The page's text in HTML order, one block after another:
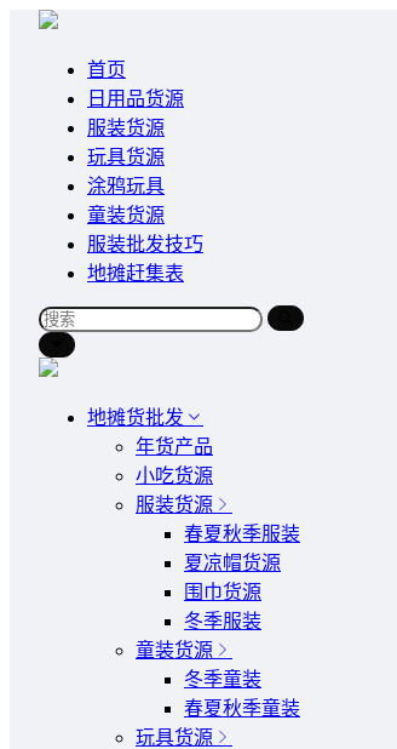
首页
日用品货源
服装货源
玩具货源
涂鸦玩具
童装货源
服装批发技巧
地摊赶集表
地摊货批发
年货产品
小吃货源
服装货源
春夏秋季服装
夏凉帽货源
围巾货源
冬季服装
童装货源
冬季童装
春夏秋季童装
玩具货源